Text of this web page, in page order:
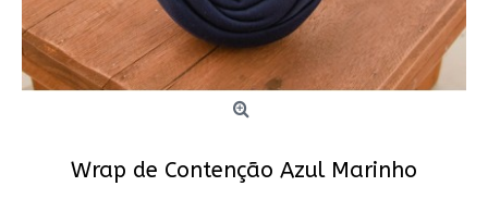
Wrap de Contenção Azul Marinho